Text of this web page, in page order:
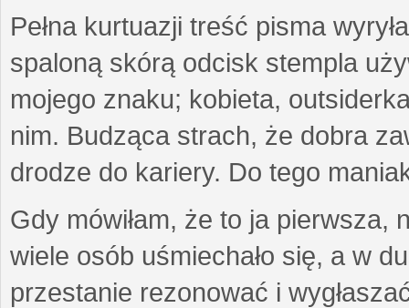
Pełna kurtuazji treść pisma
spaloną skórą odcisk stempla
mojego znaku; kobieta,
nim. Budząca strach, że dobra
drodze do kariery. Do tego
Gdy mówiłam, że to ja pierwsza,
wiele osób uśmiechało się, a w
przestanie rezonować i